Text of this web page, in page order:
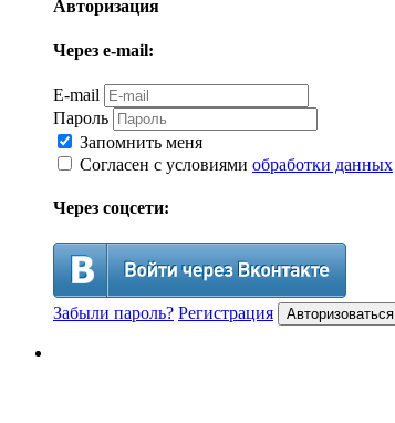
Авторизация
Через e-mail:
E-mail
Пароль
Запомнить меня
Согласен с условиями обработки данных
Через соцсети:
Забыли пароль? Регистрация Авторизоваться